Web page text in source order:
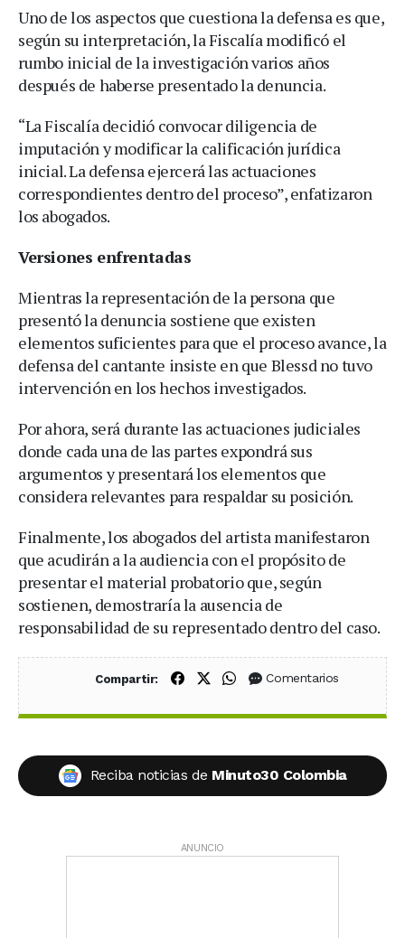
Uno de los aspectos que cuestiona la defensa es que,
según su interpretación, la Fiscalía modificó el
rumbo inicial de la investigación varios años
después de haberse presentado la denuncia.
“La Fiscalía decidió convocar diligencia de
imputación y modificar la calificación jurídica
inicial. La defensa ejercerá las actuaciones
correspondientes dentro del proceso”, enfatizaron
los abogados.
Versiones enfrentadas
Mientras la representación de la persona que
presentó la denuncia sostiene que existen
elementos suficientes para que el proceso avance, la
defensa del cantante insiste en que Blessd no tuvo
intervención en los hechos investigados.
Por ahora, será durante las actuaciones judiciales
donde cada una de las partes expondrá sus
argumentos y presentará los elementos que
considera relevantes para respaldar su posición.
Finalmente, los abogados del artista manifestaron
que acudirán a la audiencia con el propósito de
presentar el material probatorio que, según
sostienen, demostraría la ausencia de
responsabilidad de su representado dentro del caso.
Compartir: Compartir en Facebook
Compartir en X (Twitter)
Compartir en WhatsApp
Comentarios
Reciba noticias de Minuto30 Colombia
ANUNCIO